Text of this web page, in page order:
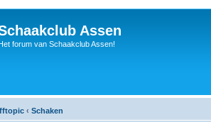
Assen
forum van Schaakclub Assen!
‹ Schaken